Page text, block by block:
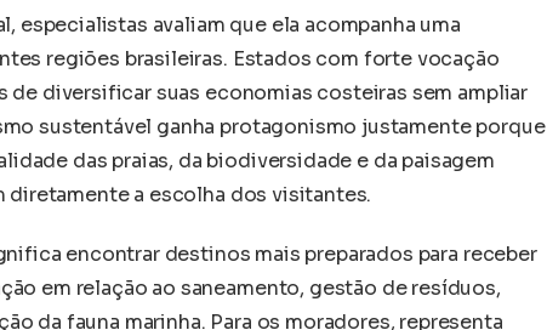
especialistas avaliam que ela acompanha uma
regiões brasileiras. Estados com forte vocação
diversificar suas economias costeiras sem ampliar
sustentável ganha protagonismo justamente porque
das praias, da biodiversidade e da paisagem
a escolha dos visitantes.
encontrar destinos mais preparados para receber
em relação ao saneamento, gestão de resíduos,
da fauna marinha. Para os moradores, representa